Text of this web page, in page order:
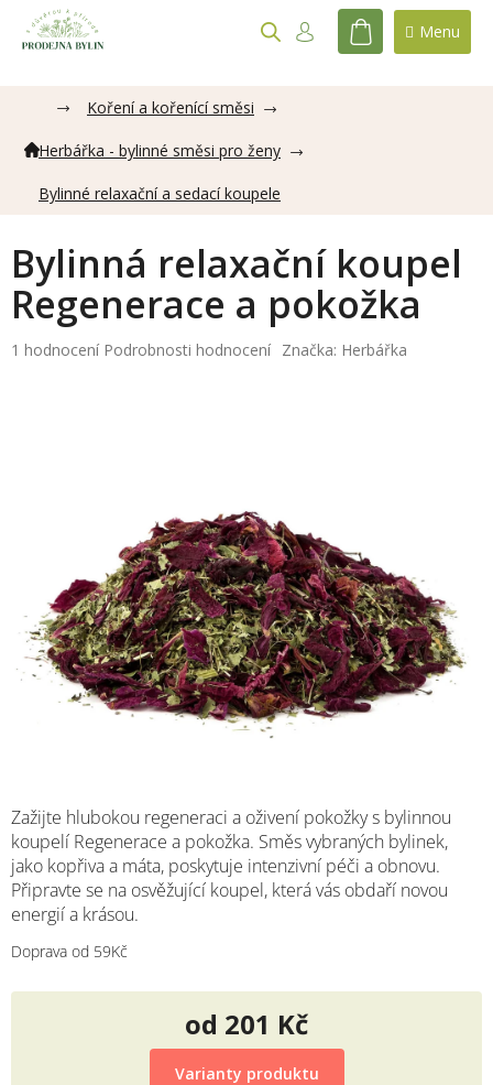
obsah
NÁKUPNÍ
Koření a kořenící směsi
Herbářka - bylinné směsi pro ženy
Bylinné relaxační a sedací koupele
Bylinná relaxační koupel
Regenerace a pokožka
Průměrné
1 hodnocení Podrobnosti hodnocení Značka: Herbářka
Zažijte hlubokou regeneraci a oživení pokožky s bylinnou
koupelí Regenerace a pokožka. Směs vybraných bylinek,
jako kopřiva a máta, poskytuje intenzivní péči a obnovu.
Připravte se na osvěžující koupel, která vás obdaří novou
energií a krásou.
Doprava od 59Kč
od 201 Kč
Měrná
cena:
Varianty produktu